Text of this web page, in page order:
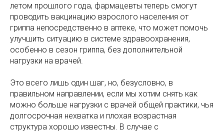
летом прошлого года, фармацевты теперь смогут
проводить вакцинацию взрослого населения от
гриппа непосредственно в аптеке, что может помочь
улучшить ситуацию в системе здравоохранения,
особенно в сезон гриппа, без дополнительной
нагрузки на врачей.
Это всего лишь один шаг, но, безусловно, в
правильном направлении, если мы хотим снять как
можно больше нагрузки с врачей общей практики, чья
долгосрочная нехватка и плохая возрастная
структура хорошо известны. В случае с